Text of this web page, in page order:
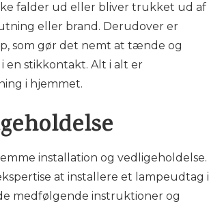
falder ud eller bliver trukket ud af
eller brand. Derudover er
som gør det nemt at tænde og
en stikkontakt. Alt i alt er
i hjemmet.
installation og vedligeholdelse.
at installere et lampeudtag i
medfølgende instruktioner og